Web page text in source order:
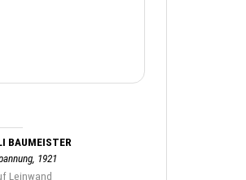
BAUMEISTER
1921
Leinwand